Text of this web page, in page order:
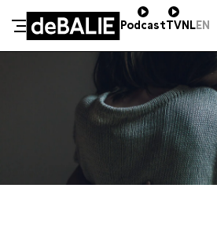
Meteen naar de content
De Balie
PodcastTVNLEN